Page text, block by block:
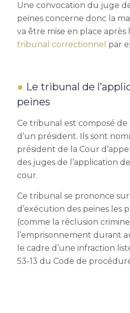
Une convocation du juge
peines concerne donc la
va être mise en place après
tribunal correctionnel par
Le tribunal de
peines
Ce tribunal est composé de
d’un président. Ils sont
président de la Cour
des juges de l’application
cour.
Ce tribunal se prononce
d’exécution des peines les
(comme la réclusion
l’emprisonnement durant
le cadre d’une infraction
53-13 du Code de